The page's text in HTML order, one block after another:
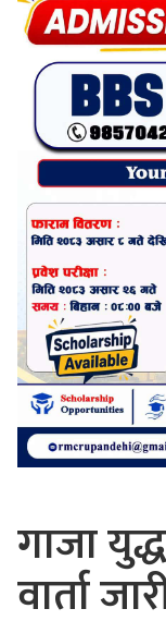
गाजा
वार्ता